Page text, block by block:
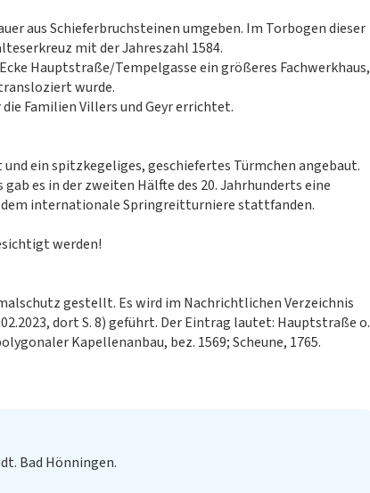
aus Schieferbruchsteinen umgeben. Im Torbogen dieser
mit der Jahreszahl 1584.
Hauptstraße/Tempelgasse ein größeres Fachwerkhaus,
wurde.
Familien Villers und Geyr errichtet.
ein spitzkegeliges, geschiefertes Türmchen angebaut.
es in der zweiten Hälfte des 20. Jahrhunderts eine
internationale Springreitturniere stattfanden.
werden!
gestellt. Es wird im Nachrichtlichen Verzeichnis
dort S. 8) geführt. Der Eintrag lautet: Hauptstraße o.
Kapellenanbau, bez. 1569; Scheune, 1765.
Bad Hönningen.